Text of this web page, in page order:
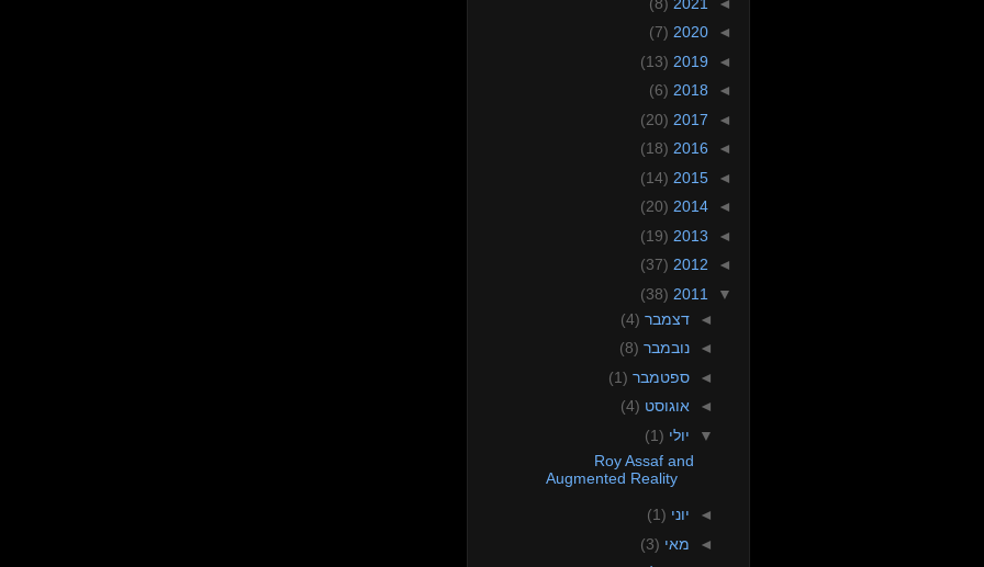
◄
2020
(7)
◄
2019
(13)
◄
2018
(6)
◄
2017
(20)
◄
2016
(18)
◄
2015
(14)
◄
2014
(20)
◄
2013
(19)
◄
2012
(37)
▼
2011
(38)
◄ דצמבר (4)
◄ נובמבר (8)
◄ ספטמבר (1)
◄ אוגוסט (4)
▼ יולי (1)
Roy Assaf and
Augmented Reality
◄ יוני (1)
◄ מאי (3)